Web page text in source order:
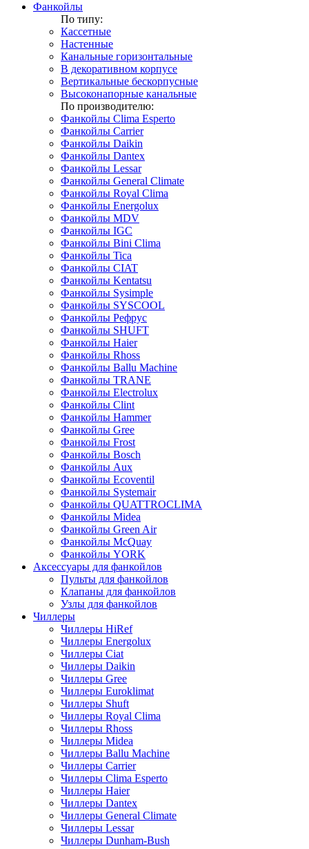
Фанкойлы
По типу:
Кассетные
Настенные
Канальные горизонтальные
В декоративном корпусе
Вертикальные бескорпусные
Высоконапорные канальные
По производителю:
Фанкойлы Clima Esperto
Фанкойлы Carrier
Фанкойлы Daikin
Фанкойлы Dantex
Фанкойлы Lessar
Фанкойлы General Climate
Фанкойлы Royal Clima
Фанкойлы Energolux
Фанкойлы MDV
Фанкойлы IGC
Фанкойлы Bini Clima
Фанкойлы Tica
Фанкойлы CIAT
Фанкойлы Kentatsu
Фанкойлы Sysimple
Фанкойлы SYSCOOL
Фанкойлы Рефрус
Фанкойлы SHUFT
Фанкойлы Haier
Фанкойлы Rhoss
Фанкойлы Ballu Machine
Фанкойлы TRANE
Фанкойлы Electrolux
Фанкойлы Clint
Фанкойлы Hammer
Фанкойлы Gree
Фанкойлы Frost
Фанкойлы Bosch
Фанкойлы Aux
Фанкойлы Ecoventil
Фанкойлы Systemair
Фанкойлы QUATTROCLIMA
Фанкойлы Midea
Фанкойлы Green Air
Фанкойлы McQuay
Фанкойлы YORK
Аксессуары для фанкойлов
Пульты для фанкойлов
Клапаны для фанкойлов
Узлы для фанкойлов
Чиллеры
Чиллеры HiRef
Чиллеры Energolux
Чиллеры Ciat
Чиллеры Daikin
Чиллеры Gree
Чиллеры Euroklimat
Чиллеры Shuft
Чиллеры Royal Clima
Чиллеры Rhoss
Чиллеры Midea
Чиллеры Ballu Machine
Чиллеры Carrier
Чиллеры Clima Esperto
Чиллеры Haier
Чиллеры Dantex
Чиллеры General Climate
Чиллеры Lessar
Чиллеры Dunham-Bush